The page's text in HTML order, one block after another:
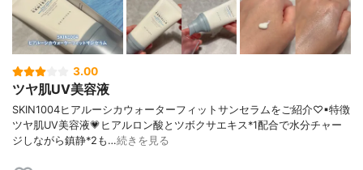
3.00
ツヤ肌UV美容液
SKIN1004ヒアルーシカウォーターフィットサンセラムをご紹介♡▪︎特徴
ツヤ肌UV美容液💗ヒアルロン酸とツボクサエキス*1配合で水分チャー
ジしながら鎮静*2も…続きを見る